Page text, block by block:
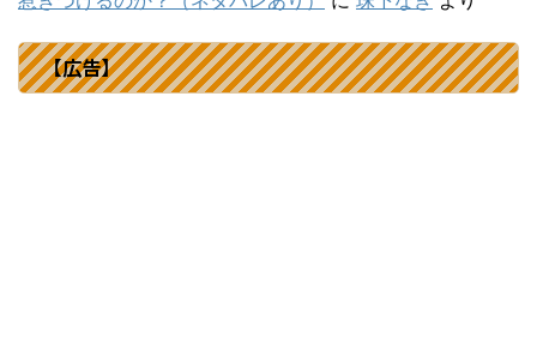
【広告】